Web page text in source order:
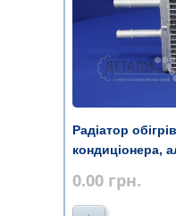
Радіатор
кондиціонера,
0.00 грн.